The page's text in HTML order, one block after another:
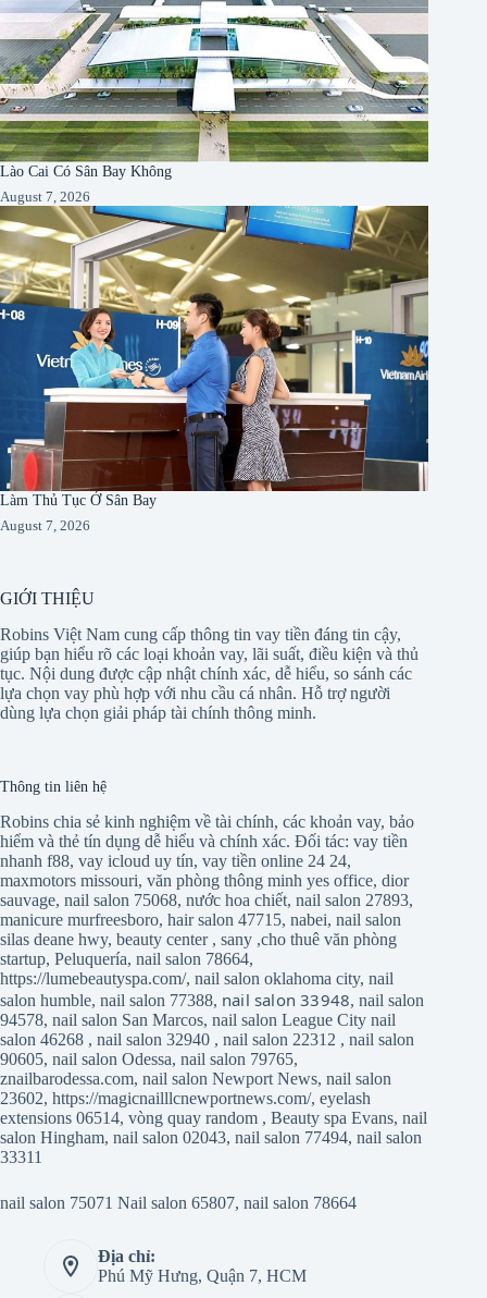
Lào Cai Có Sân Bay Không
August 7, 2026
Làm Thủ Tục Ở Sân Bay
August 7, 2026
GIỚI THIỆU
Robins Việt Nam cung cấp thông tin vay tiền đáng tin cậy,
giúp bạn hiểu rõ các loại khoản vay, lãi suất, điều kiện và thủ
tục. Nội dung được cập nhật chính xác, dễ hiểu, so sánh các
lựa chọn vay phù hợp với nhu cầu cá nhân. Hỗ trợ người
dùng lựa chọn giải pháp tài chính thông minh.
Thông tin liên hệ
Robins chia sẻ kinh nghiệm về tài chính, các khoản vay, bảo
hiểm và thẻ tín dụng dễ hiểu và chính xác. Đối tác: vay tiền
nhanh f88, vay icloud uy tín, vay tiền online 24 24,
maxmotors missouri, văn phòng thông minh yes office, dior
sauvage, nail salon 75068, nước hoa chiết, nail salon 27893,
manicure murfreesboro, hair salon 47715, nabei, nail salon
silas deane hwy, beauty center, sany ,cho thuê văn phòng
startup, Peluquería, nail salon 78664,
https://lumebeautyspa.com/, nail salon oklahoma city, nail
salon humble, nail salon 77388, nail salon 33948,nail salon
94578, nail salon San Marcos, nail salon League City nail
salon 46268 , nail salon 32940 , nail salon 22312 , nail salon
90605, nail salon Odessa, nail salon 79765,
znailbarodessa.com, nail salon Newport News, nail salon
23602, https://magicnailllcnewportnews.com/, eyelash
extensions 06514, vòng quay random , Beauty spa Evans, nail
salon Hingham, nail salon 02043, nail salon 77494, nail salon
33311
nail salon 75071 Nail salon 65807, nail salon 78664
Địa chỉ:
Phú Mỹ Hưng, Quận 7, HCM